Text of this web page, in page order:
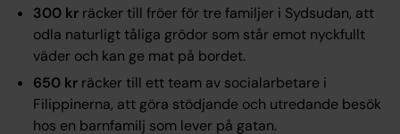
300 kr räcker till fröer för tre familjer i Sydsudan, att
odla naturligt tåliga grödor som står emot nyckfullt
väder och kan ge mat på bordet.
650 kr räcker till ett team av socialarbetare i
Filippinerna, att göra stödjande och utredande besök
hos en barnfamilj som lever på gatan.